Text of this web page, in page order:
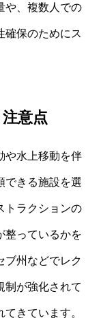
や、複数人での
確保のためにス
意点
や水上移動を伴
できる施設を選
トラクションの
整っているかを
ブ州などでレク
制が強化されて
きています。